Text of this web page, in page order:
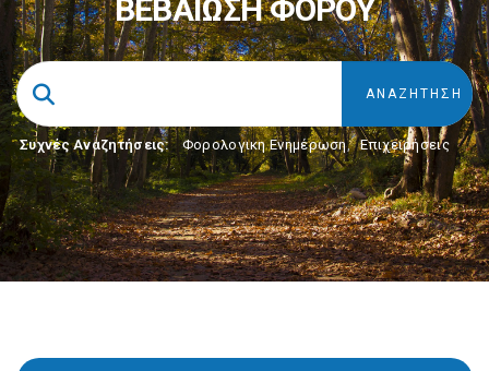
ΒΕΒΑΙΩΣΗ ΦΟΡΟΥ
Συχνές Αναζητήσεις: Φορολογικη Ενημέρωση, Επιχειρήσεις